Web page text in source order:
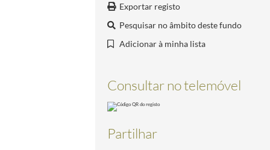
Exportar registo
Pesquisar no âmbito deste fundo
Adicionar à minha lista
Consultar no telemóvel
Partilhar